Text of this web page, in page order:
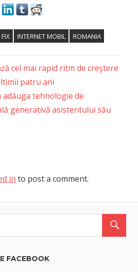
INTERNET MOBIL ROMANIA
cel mai rapid ritm de creştere
patru ani
tehnologie de
generativă asistentului său
in to post a comment.
FACEBOOK